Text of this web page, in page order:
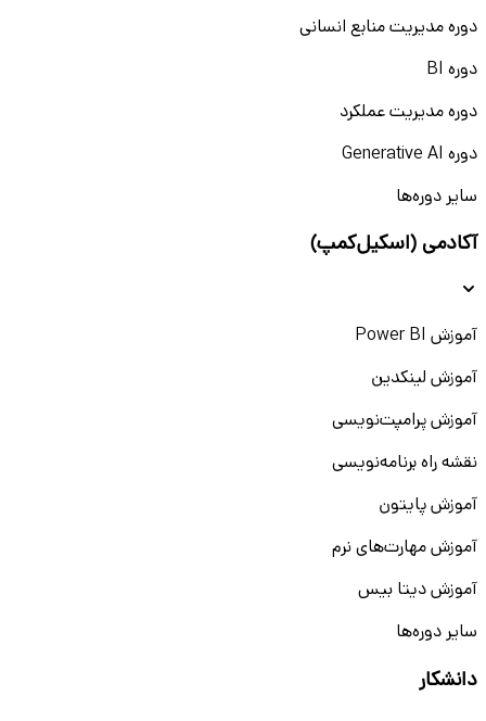
دوره مدیریت منابع انسانی
دوره BI
دوره مدیریت عملکرد
دوره Generative AI
سایر دوره‌ها
آکادمی (اسکیل‌کمپ)
آموزش Power BI
آموزش لینکدین
آموزش پرامپت‌نویسی
نقشه راه برنامه‌نویسی
آموزش پایتون
آموزش مهارت‌های نرم
آموزش دیتا بیس
سایر دوره‌ها
دانشکار